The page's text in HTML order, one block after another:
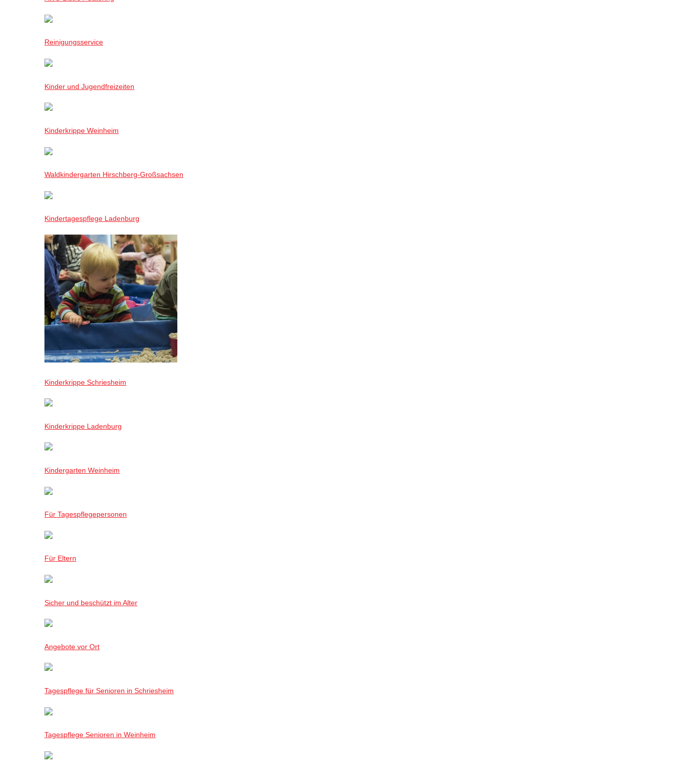
Reinigungsservice
Kinder und Jugendfreizeiten
Kinderkrippe Weinheim
Waldkindergarten Hirschberg-Großsachsen
Kindertagespflege Ladenburg
Kinderkrippe Schriesheim
Kinderkrippe Ladenburg
Kindergarten Weinheim
Für Tagespflegepersonen
Für Eltern
Sicher und beschützt im Alter
Angebote vor Ort
Tagespflege für Senioren in Schriesheim
Tagespflege Senioren in Weinheim